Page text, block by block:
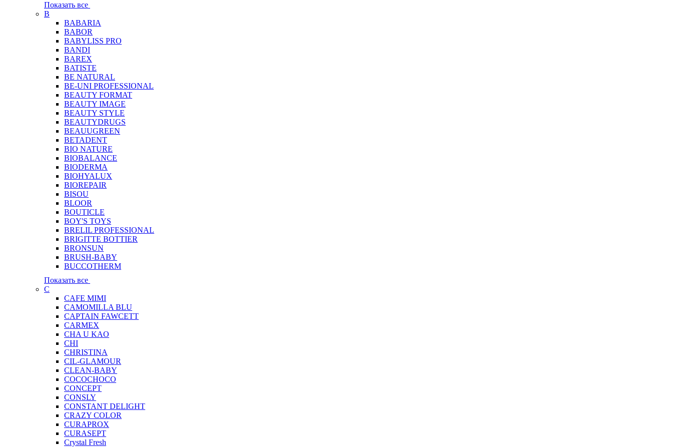
Показать все
B
BABARIA
BABOR
BABYLISS PRO
BANDI
BAREX
BATISTE
BE NATURAL
BE-UNI PROFESSIONAL
BEAUTY FORMAT
BEAUTY IMAGE
BEAUTY STYLE
BEAUTYDRUGS
BEAUUGREEN
BETADENT
BIO NATURE
BIOBALANCE
BIODERMA
BIOHYALUX
BIOREPAIR
BISOU
BLOOR
BOUTICLE
BOY'S TOYS
BRELIL PROFESSIONAL
BRIGITTE BOTTIER
BRONSUN
BRUSH-BABY
BUCCOTHERM
Показать все
C
CAFE MIMI
CAMOMILLA BLU
CAPTAIN FAWCETT
CARMEX
CHA U KAO
CHI
CHRISTINA
CIL-GLAMOUR
CLEAN-BABY
COCOCHOCO
CONCEPT
CONSLY
CONSTANT DELIGHT
CRAZY COLOR
CURAPROX
CURASEPT
Crystal Fresh